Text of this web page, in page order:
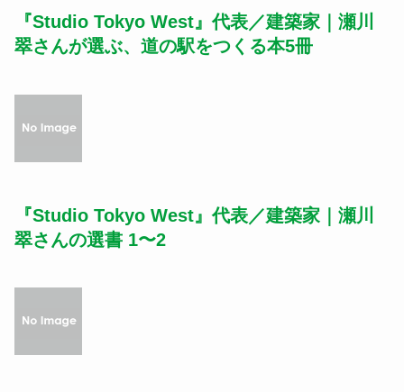
『Studio Tokyo West』代表／建築家｜瀬川
翠さんが選ぶ、道の駅をつくる本5冊
『Studio Tokyo West』代表／建築家｜瀬川
翠さんの選書 1〜2